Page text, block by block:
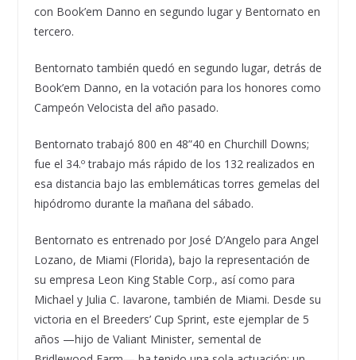
con Book’em Danno en segundo lugar y Bentornato en
tercero.
Bentornato también quedó en segundo lugar, detrás de
Book’em Danno, en la votación para los honores como
Campeón Velocista del año pasado.
Bentornato trabajó 800 en 48”40 en Churchill Downs;
fue el 34.º trabajo más rápido de los 132 realizados en
esa distancia bajo las emblemáticas torres gemelas del
hipódromo durante la mañana del sábado.
Bentornato es entrenado por José D’Angelo para Angel
Lozano, de Miami (Florida), bajo la representación de
su empresa Leon King Stable Corp., así como para
Michael y Julia C. Iavarone, también de Miami. Desde su
victoria en el Breeders’ Cup Sprint, este ejemplar de 5
años —hijo de Valiant Minister, semental de